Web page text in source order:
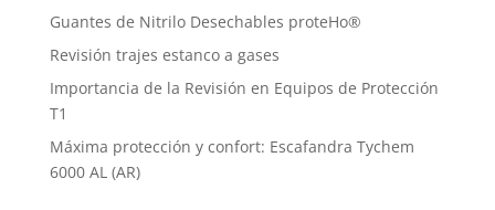
Guantes de Nitrilo Desechables proteHo®
Revisión trajes estanco a gases
Importancia de la Revisión en Equipos de Protección
T1
Máxima protección y confort: Escafandra Tychem
6000 AL (AR)